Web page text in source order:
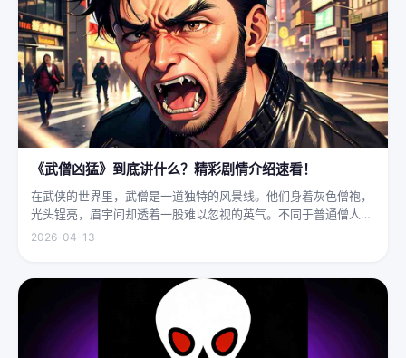
《武僧凶猛》到底讲什么？精彩剧情介绍速看！
在武侠的世界里，武僧是一道独特的风景线。他们身着灰色僧袍，
光头锃亮，眉宇间却透着一股难以忽视的英气。不同于普通僧人的
慈眉善目，武僧的眼神中常常闪烁着锐利的光，仿佛能洞穿一切虚
2026-04-13